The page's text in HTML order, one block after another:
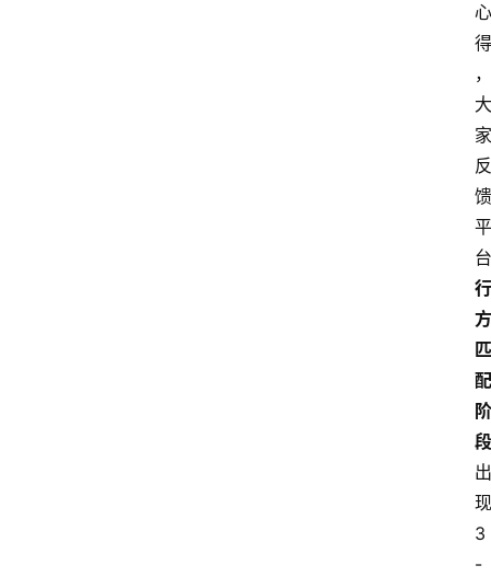
心
得
，
大
家
反
馈
平
台
行
方
匹
配
阶
段
出
现
3
-